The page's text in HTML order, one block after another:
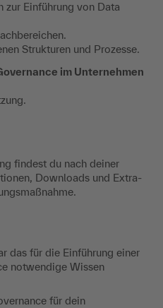
zur Einführung von Data
Strukturen und Prozesse.
im Unternehmen
findest du nach deiner
Downloads und Extra-
das für die Einführung einer
notwendige Wissen
für dein